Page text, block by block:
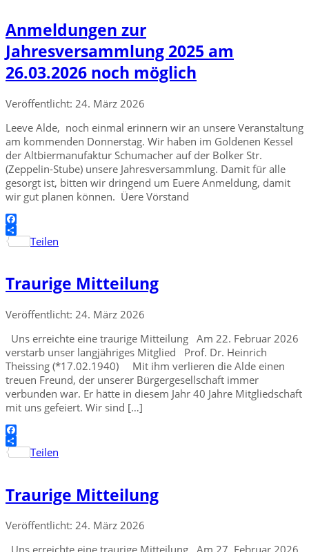
Anmeldungen zur
Jahresversammlung 2025 am
26.03.2026 noch möglich
Veröffentlicht: 24. März 2026
Leeve Alde, noch einmal erinnern wir an unsere Veranstaltung
am kommenden Donnerstag. Wir haben im Goldenen Kessel
der Altbiermanufaktur Schumacher auf der Bolker Str.
(Zeppelin-Stube) unsere Jahresversammlung. Damit für alle
gesorgt ist, bitten wir dringend um Euere Anmeldung, damit
wir gut planen können. Üere Vörstand
Facebook
Teilen
Traurige Mitteilung
Veröffentlicht: 24. März 2026
Uns erreichte eine traurige Mitteilung Am 22. Februar 2026
verstarb unser langjähriges Mitglied Prof. Dr. Heinrich
Theissing (*17.02.1940) Mit ihm verlieren die Alde einen
treuen Freund, der unserer Bürgergesellschaft immer
verbunden war. Er hätte in diesem Jahr 40 Jahre Mitgliedschaft
mit uns gefeiert. Wir sind […]
Facebook
Teilen
Traurige Mitteilung
Veröffentlicht: 24. März 2026